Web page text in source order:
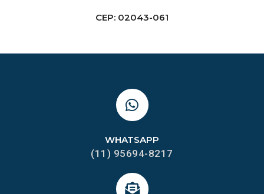
CEP: 02043-061
WHATSAPP
(11) 95694-8217